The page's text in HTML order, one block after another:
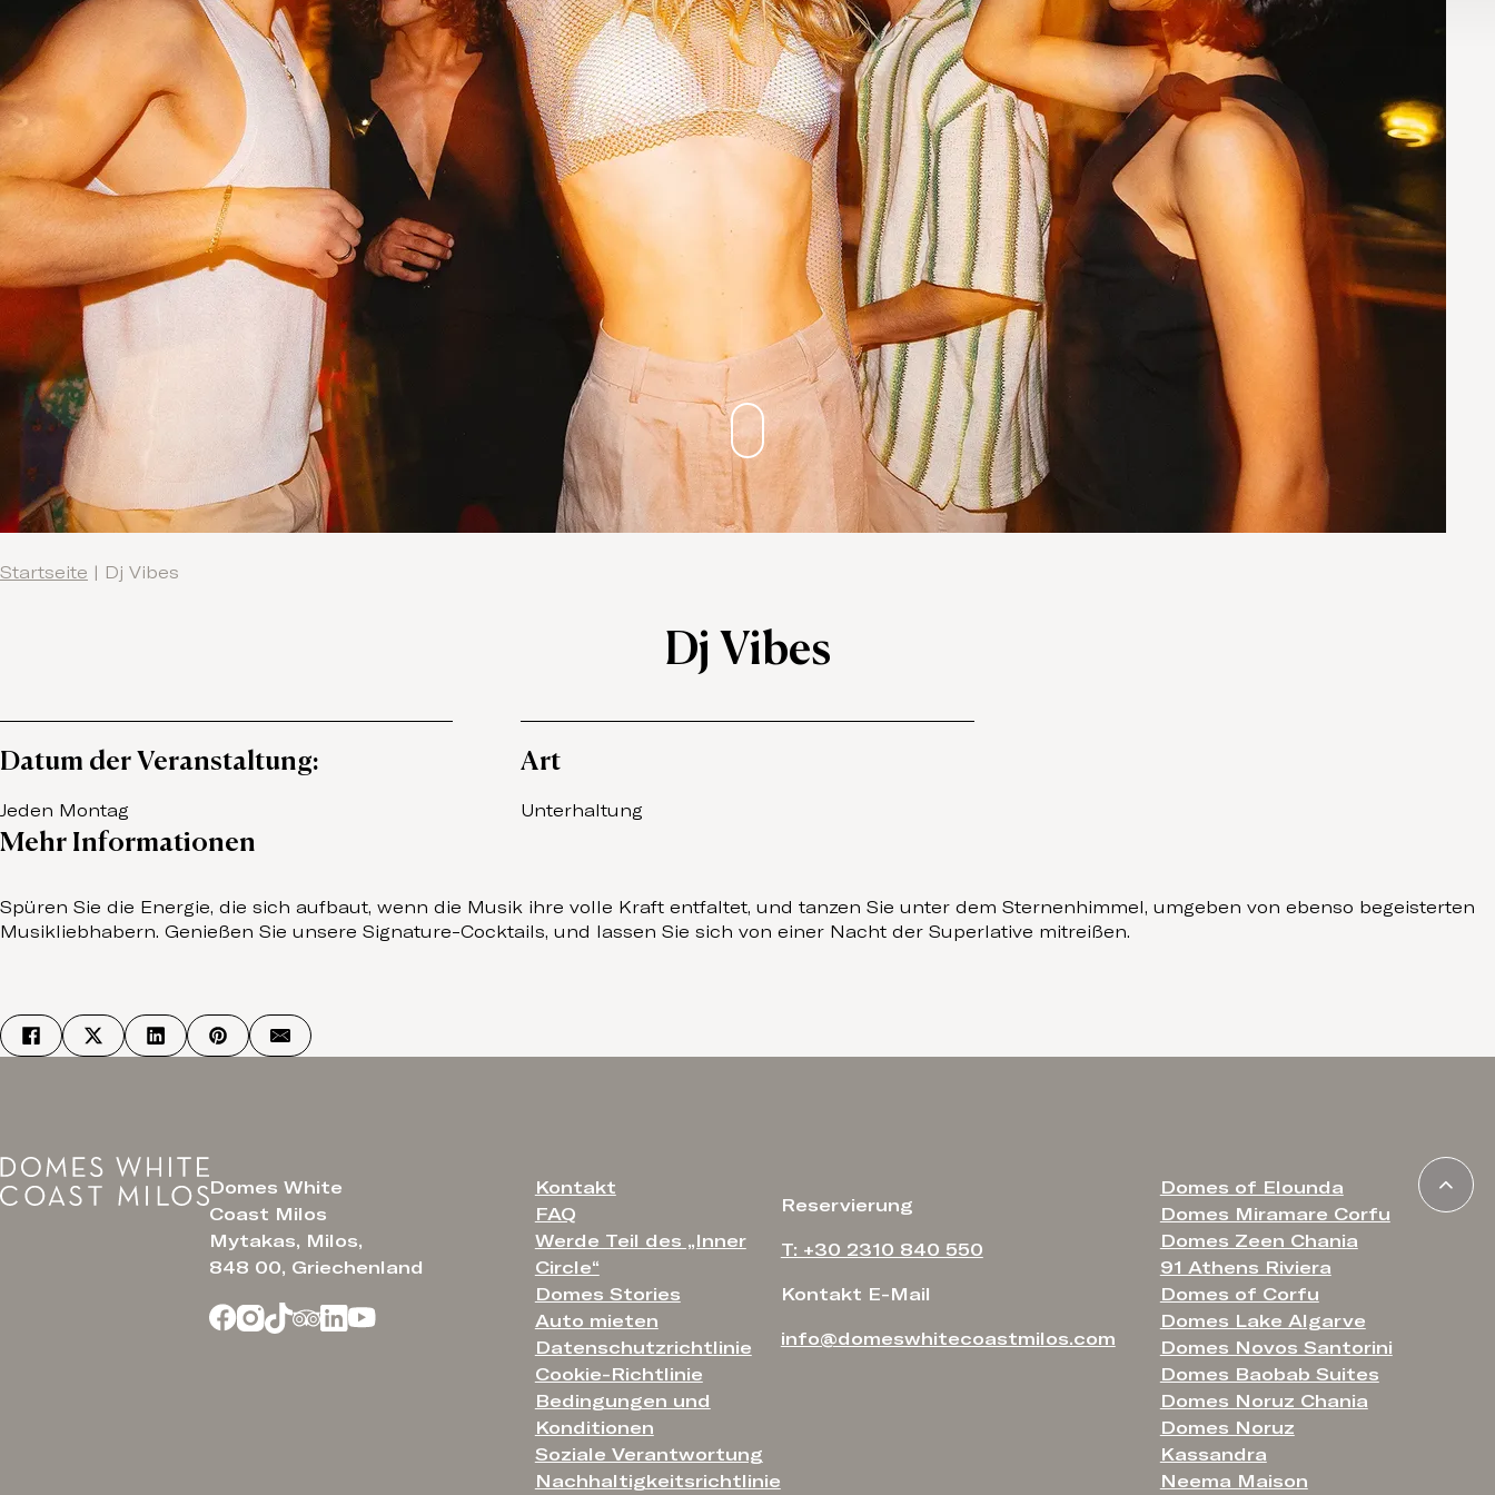
Startseite Dj Vibes
Dj Vibes
Datum der Veranstaltung:
Jeden Montag
Art
Unterhaltung
Mehr Informationen
Spüren Sie die Energie, die sich aufbaut, wenn die Musik ihre volle Kraft entfaltet, und tanzen Sie unter dem Sternenhimmel, umgeben von ebenso begeisterten
Musikliebhabern. Genießen Sie unsere Signature-Cocktails, und lassen Sie sich von einer Nacht der Superlative mitreißen.
Domes White
Coast Milos
Mytakas, Milos,
848 00, Griechenland
Kontakt
FAQ
Werde Teil des „Inner
Circle“
Domes Stories
Auto mieten
Datenschutzrichtlinie
Cookie-Richtlinie
Bedingungen und
Konditionen
Soziale Verantwortung
Nachhaltigkeitsrichtlinie
Reservierung
T: +30 2310 840 550
Kontakt E-Mail
info@domeswhitecoastmilos.com
Domes of Elounda
Domes Miramare Corfu
Domes Zeen Chania
91 Athens Riviera
Domes of Corfu
Domes Lake Algarve
Domes Novos Santorini
Domes Baobab Suites
Domes Noruz Chania
Domes Noruz
Kassandra
Neema Maison